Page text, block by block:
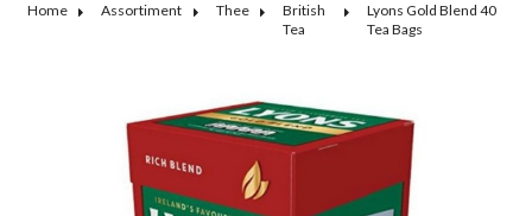
Home Assortiment Thee
British
Tea
Lyons Gold Blend 40
Tea Bags